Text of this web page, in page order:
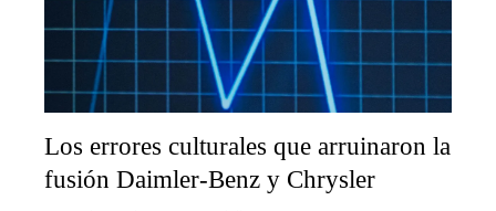
Los errores culturales que arruinaron la
fusión Daimler-Benz y Chrysler